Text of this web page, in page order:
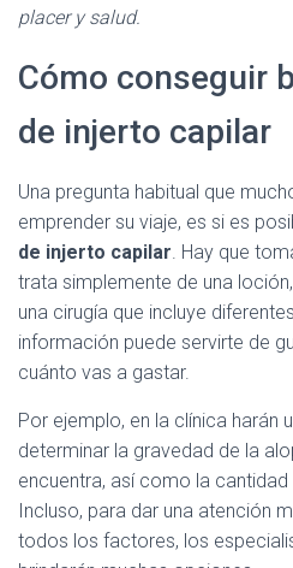
placer y salud.
Cómo conseguir
de injerto capilar
Una pregunta habitual que
emprender su viaje, es si es
de injerto capilar. Hay que
trata simplemente de una
una cirugía que incluye
información puede servirte de
cuánto vas a gastar.
Por ejemplo, en la clínica harán
determinar la gravedad de la
encuentra, así como la
Incluso, para dar una atención
todos los factores, los